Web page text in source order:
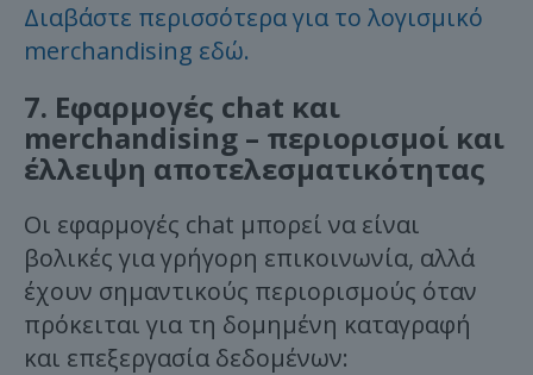
Διαβάστε περισσότερα για το λογισμικό
merchandising εδώ.
7. Εφαρμογές chat και
merchandising – περιορισμοί και
έλλειψη αποτελεσματικότητας
Οι εφαρμογές chat μπορεί να είναι
βολικές για γρήγορη επικοινωνία, αλλά
έχουν σημαντικούς περιορισμούς όταν
πρόκειται για τη δομημένη καταγραφή
και επεξεργασία δεδομένων: